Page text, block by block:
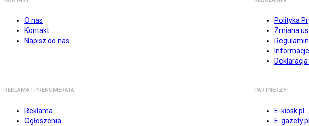
O nas
Kontakt
Napisz do nas
Polityka
Zmiana
REKLAMA I PRENUMERATA
Reklama
Ogłoszenia
PARTNERZY
E-kiosk.pl
E-gazety.pl